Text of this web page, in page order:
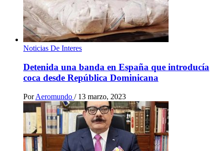
Noticias De Interes
Detenida una banda en España que introducía
coca desde República Dominicana
Por Aeromundo / 13 marzo, 2023